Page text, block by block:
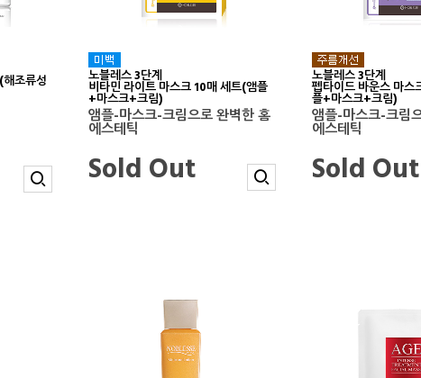
조류성 노블레스 3단계
비타민 라이트 마스크 10매 세트(앰플
+마스크+크림)
앰플-마스크-크림으로 완벽한 홈
에스테틱
Sold Out
노블레스 3단계
펩타이드 바운스 마스
플+마스크+크림)
앰플-마스크-크림
에스테틱
Sold Out